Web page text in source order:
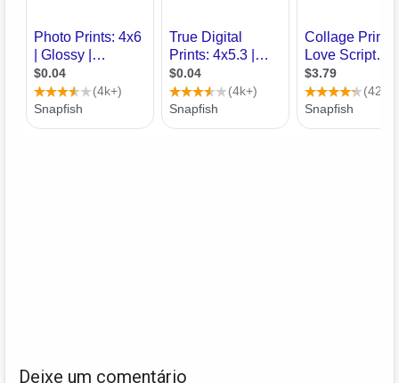
Deixe um comentário